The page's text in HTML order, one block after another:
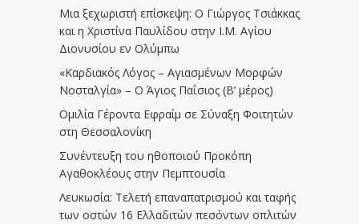
Μια ξεχωριστή επίσκεψη: Ο Γιώργος Τσιάκκας
και η Χριστίνα Παυλίδου στην Ι.Μ. Αγίου
Διονυσίου εν Ολύμπω
«Καρδιακός Λόγος – Αγιασμένων Μορφών
Νοσταλγία» – Ο Άγιος Παΐσιος (Β’ μέρος)
Ομιλία Γέροντα Εφραίμ σε Σύναξη Φοιτητών
στη Θεσσαλονίκη
Συνέντευξη του ηθοποιού Προκόπη
Αγαθοκλέους στην Πεμπτουσία
Λευκωσία: Τελετή επαναπατρισμού και ταφής
των οστών 16 Ελλαδιτών πεσόντων οπλιτών